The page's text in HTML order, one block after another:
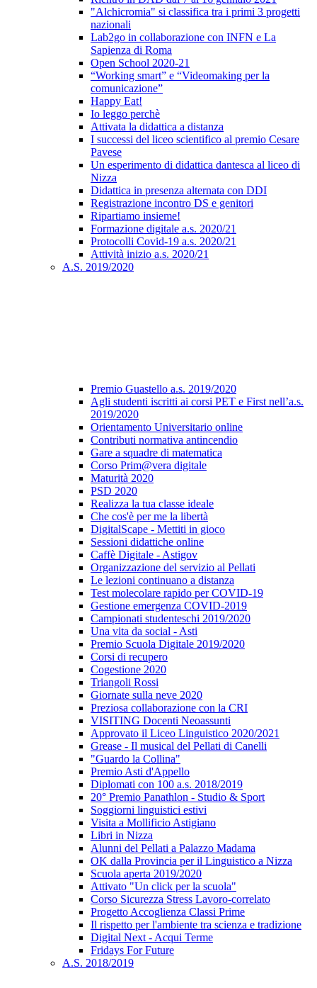
"Alchicromia" si classifica tra i primi 3 progetti
nazionali
Lab2go in collaborazione con INFN e La
Sapienza di Roma
Open School 2020-21
“Working smart” e “Videomaking per la
comunicazione”
Happy Eat!
Io leggo perchè
Attivata la didattica a distanza
I successi del liceo scientifico al premio Cesare
Pavese
Un esperimento di didattica dantesca al liceo di
Nizza
Didattica in presenza alternata con DDI
Registrazione incontro DS e genitori
Ripartiamo insieme!
Formazione digitale a.s. 2020/21
Protocolli Covid-19 a.s. 2020/21
Attività inizio a.s. 2020/21
A.S. 2019/2020
Premio Guastello a.s. 2019/2020
Agli studenti iscritti ai corsi PET e First nell’a.s.
2019/2020
Orientamento Universitario online
Contributi normativa antincendio
Gare a squadre di matematica
Corso Prim@vera digitale
Maturità 2020
PSD 2020
Realizza la tua classe ideale
Che cos'è per me la libertà
DigitalScape - Mettiti in gioco
Sessioni didattiche online
Caffè Digitale - Astigov
Organizzazione del servizio al Pellati
Le lezioni continuano a distanza
Test molecolare rapido per COVID-19
Gestione emergenza COVID-2019
Campionati studenteschi 2019/2020
Una vita da social - Asti
Premio Scuola Digitale 2019/2020
Corsi di recupero
Cogestione 2020
Triangoli Rossi
Giornate sulla neve 2020
Preziosa collaborazione con la CRI
VISITING Docenti Neoassunti
Approvato il Liceo Linguistico 2020/2021
Grease - Il musical del Pellati di Canelli
"Guardo la Collina"
Premio Asti d'Appello
Diplomati con 100 a.s. 2018/2019
20° Premio Panathlon - Studio & Sport
Soggiorni linguistici estivi
Visita a Mollificio Astigiano
Libri in Nizza
Alunni del Pellati a Palazzo Madama
OK dalla Provincia per il Linguistico a Nizza
Scuola aperta 2019/2020
Attivato "Un click per la scuola"
Corso Sicurezza Stress Lavoro-correlato
Progetto Accoglienza Classi Prime
Il rispetto per l'ambiente tra scienza e tradizione
Digital Next - Acqui Terme
Fridays For Future
A.S. 2018/2019